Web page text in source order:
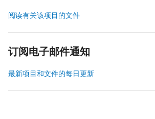
阅读有关该项目的文件
订阅电子邮件通知
最新项目和文件的每日更新